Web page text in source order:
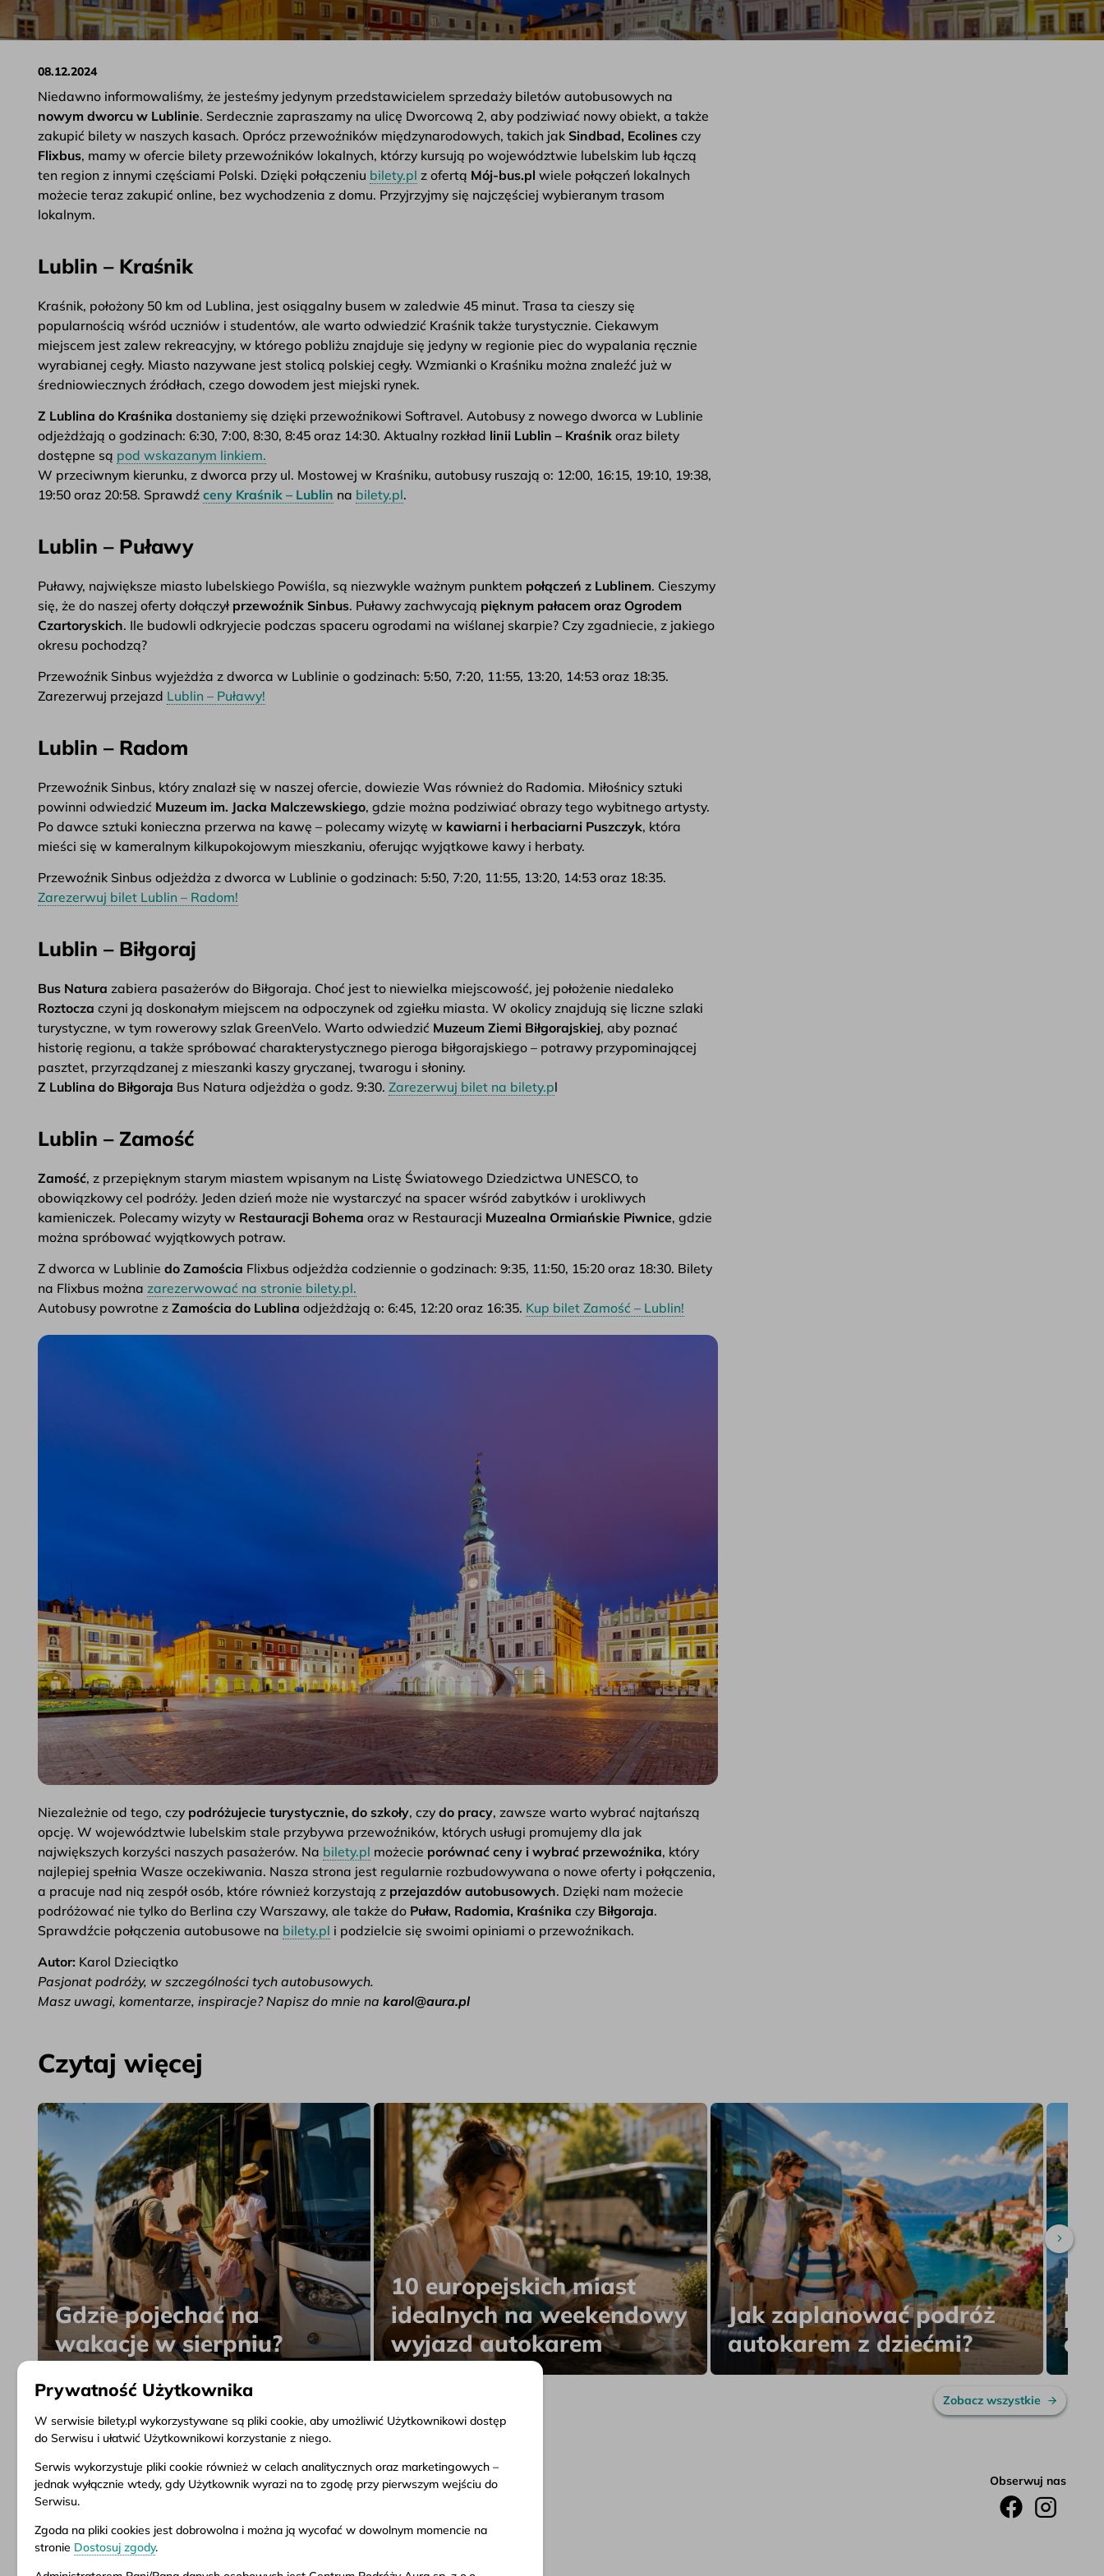
08.12.2024
Niedawno informowaliśmy, że jesteśmy jedynym przedstawicielem sprzedaży biletów autobusowych na
nowym dworcu w Lublinie. Serdecznie zapraszamy na ulicę Dworcową 2, aby podziwiać nowy obiekt, a także
zakupić bilety w naszych kasach. Oprócz przewoźników międzynarodowych, takich jak Sindbad, Ecolines czy
Flixbus, mamy w ofercie bilety przewoźników lokalnych, którzy kursują po województwie lubelskim lub łączą
ten region z innymi częściami Polski. Dzięki połączeniu bilety.pl z ofertą Mój-bus.pl wiele połączeń lokalnych
możecie teraz zakupić online, bez wychodzenia z domu. Przyjrzyjmy się najczęściej wybieranym trasom
lokalnym.
Lublin – Kraśnik
Kraśnik, położony 50 km od Lublina, jest osiągalny busem w zaledwie 45 minut. Trasa ta cieszy się
popularnością wśród uczniów i studentów, ale warto odwiedzić Kraśnik także turystycznie. Ciekawym
miejscem jest zalew rekreacyjny, w którego pobliżu znajduje się jedyny w regionie piec do wypalania ręcznie
wyrabianej cegły. Miasto nazywane jest stolicą polskiej cegły. Wzmianki o Kraśniku można znaleźć już w
średniowiecznych źródłach, czego dowodem jest miejski rynek.
Z Lublina do Kraśnika dostaniemy się dzięki przewoźnikowi Softravel. Autobusy z nowego dworca w Lublinie
odjeżdżają o godzinach: 6:30, 7:00, 8:30, 8:45 oraz 14:30. Aktualny rozkład linii Lublin – Kraśnik oraz bilety
dostępne są pod wskazanym linkiem.
W przeciwnym kierunku, z dworca przy ul. Mostowej w Kraśniku, autobusy ruszają o: 12:00, 16:15, 19:10, 19:38,
19:50 oraz 20:58. Sprawdź ceny Kraśnik – Lublin na bilety.pl.
Lublin – Puławy
Puławy, największe miasto lubelskiego Powiśla, są niezwykle ważnym punktem połączeń z Lublinem. Cieszymy
się, że do naszej oferty dołączył przewoźnik Sinbus. Puławy zachwycają pięknym pałacem oraz Ogrodem
Czartoryskich. Ile budowli odkryjecie podczas spaceru ogrodami na wiślanej skarpie? Czy zgadniecie, z jakiego
okresu pochodzą?
Przewoźnik Sinbus wyjeżdża z dworca w Lublinie o godzinach: 5:50, 7:20, 11:55, 13:20, 14:53 oraz 18:35.
Zarezerwuj przejazd Lublin – Puławy!
Lublin – Radom
Przewoźnik Sinbus, który znalazł się w naszej ofercie, dowiezie Was również do Radomia. Miłośnicy sztuki
powinni odwiedzić Muzeum im. Jacka Malczewskiego, gdzie można podziwiać obrazy tego wybitnego artysty.
Po dawce sztuki konieczna przerwa na kawę – polecamy wizytę w kawiarni i herbaciarni Puszczyk, która
mieści się w kameralnym kilkupokojowym mieszkaniu, oferując wyjątkowe kawy i herbaty.
Przewoźnik Sinbus odjeżdża z dworca w Lublinie o godzinach: 5:50, 7:20, 11:55, 13:20, 14:53 oraz 18:35.
Zarezerwuj bilet Lublin – Radom!
Lublin – Biłgoraj
Bus Natura zabiera pasażerów do Biłgoraja. Choć jest to niewielka miejscowość, jej położenie niedaleko
Roztocza czyni ją doskonałym miejscem na odpoczynek od zgiełku miasta. W okolicy znajdują się liczne szlaki
turystyczne, w tym rowerowy szlak GreenVelo. Warto odwiedzić Muzeum Ziemi Biłgorajskiej, aby poznać
historię regionu, a także spróbować charakterystycznego pieroga biłgorajskiego – potrawy przypominającej
pasztet, przyrządzanej z mieszanki kaszy gryczanej, twarogu i słoniny.
Z Lublina do Biłgoraja Bus Natura odjeżdża o godz. 9:30. Zarezerwuj bilet na bilety.pl
Lublin – Zamość
Zamość, z przepięknym starym miastem wpisanym na Listę Światowego Dziedzictwa UNESCO, to
obowiązkowy cel podróży. Jeden dzień może nie wystarczyć na spacer wśród zabytków i urokliwych
kamieniczek. Polecamy wizyty w Restauracji Bohema oraz w Restauracji Muzealna Ormiańskie Piwnice, gdzie
można spróbować wyjątkowych potraw.
Z dworca w Lublinie do Zamościa Flixbus odjeżdża codziennie o godzinach: 9:35, 11:50, 15:20 oraz 18:30. Bilety
na Flixbus można zarezerwować na stronie bilety.pl.
Autobusy powrotne z Zamościa do Lublina odjeżdżają o: 6:45, 12:20 oraz 16:35. Kup bilet Zamość – Lublin!
Niezależnie od tego, czy podróżujecie turystycznie, do szkoły, czy do pracy, zawsze warto wybrać najtańszą
opcję. W województwie lubelskim stale przybywa przewoźników, których usługi promujemy dla jak
największych korzyści naszych pasażerów. Na bilety.pl możecie porównać ceny i wybrać przewoźnika, który
najlepiej spełnia Wasze oczekiwania. Nasza strona jest regularnie rozbudowywana o nowe oferty i połączenia,
a pracuje nad nią zespół osób, które również korzystają z przejazdów autobusowych. Dzięki nam możecie
podróżować nie tylko do Berlina czy Warszawy, ale także do Puław, Radomia, Kraśnika czy Biłgoraja.
Sprawdźcie połączenia autobusowe na bilety.pl i podzielcie się swoimi opiniami o przewoźnikach.
Autor: Karol Dzieciątko
Pasjonat podróży, w szczególności tych autobusowych.
Masz uwagi, komentarze, inspiracje? Napisz do mnie na karol@aura.pl
Czytaj więcej
Gdzie pojechać na
wakacje w sierpniu?
10 europejskich miast
idealnych na weekendowy
wyjazd autokarem
Jak zaplanować podróż
autokarem z dziećmi?
Zobacz wszystkie
Informacje
O firmie
Aktualności
Inspiracje
Obsługa klienta
Zwrot biletu
Dokumenty
Warunki przewozu
Obserwuj nas
Prywatność Użytkownika
W serwisie bilety.pl wykorzystywane są pliki cookie, aby umożliwić Użytkownikowi dostęp
do Serwisu i ułatwić Użytkownikowi korzystanie z niego.
Serwis wykorzystuje pliki cookie również w celach analitycznych oraz marketingowych –
jednak wyłącznie wtedy, gdy Użytkownik wyrazi na to zgodę przy pierwszym wejściu do
Serwisu.
Zgoda na pliki cookies jest dobrowolna i można ją wycofać w dowolnym momencie na
stronie Dostosuj zgody.